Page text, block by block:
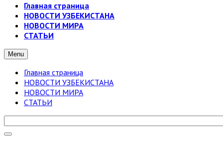
Главная страница
НОВОСТИ УЗБЕКИСТАНА
НОВОСТИ МИРА
СТАТЬИ
Menu
Главная страница
НОВОСТИ УЗБЕКИСТАНА
НОВОСТИ МИРА
СТАТЬИ